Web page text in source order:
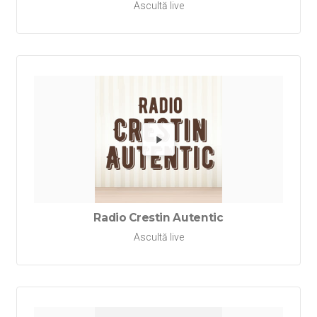
Ascultă live
Redă
Radio Crestin Autentic
Ascultă live